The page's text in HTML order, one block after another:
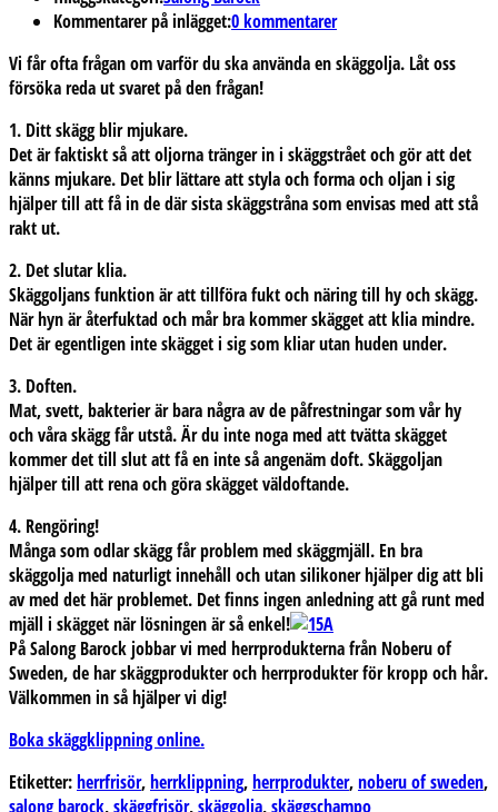
Kommentarer på inlägget:0 kommentarer
Vi får ofta frågan om varför du ska använda en skäggolja. Låt oss
försöka reda ut svaret på den frågan!
1. Ditt skägg blir mjukare.
Det är faktiskt så att oljorna tränger in i skäggstrået och gör att det
känns mjukare. Det blir lättare att styla och forma och oljan i sig
hjälper till att få in de där sista skäggstråna som envisas med att stå
rakt ut.
2. Det slutar klia.
Skäggoljans funktion är att tillföra fukt och näring till hy och skägg.
När hyn är återfuktad och mår bra kommer skägget att klia mindre.
Det är egentligen inte skägget i sig som kliar utan huden under.
3. Doften.
Mat, svett, bakterier är bara några av de påfrestningar som vår hy
och våra skägg får utstå. Är du inte noga med att tvätta skägget
kommer det till slut att få en inte så angenäm doft. Skäggoljan
hjälper till att rena och göra skägget väldoftande.
4. Rengöring!
Många som odlar skägg får problem med skäggmjäll. En bra
skäggolja med naturligt innehåll och utan silikoner hjälper dig att bli
av med det här problemet. Det finns ingen anledning att gå runt med
mjäll i skägget när lösningen är så enkel!
På Salong Barock jobbar vi med herrprodukterna från Noberu of
Sweden, de har skäggprodukter och herrprodukter för kropp och hår.
Välkommen in så hjälper vi dig!
Boka skäggklippning online.
Etiketter:herrfrisör,herrklippning,herrprodukter,noberu of sweden,
salong barock,skäggfrisör,skäggolja,skäggschampo